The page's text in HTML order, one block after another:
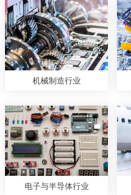
机械制造行业
电子与半导体行业